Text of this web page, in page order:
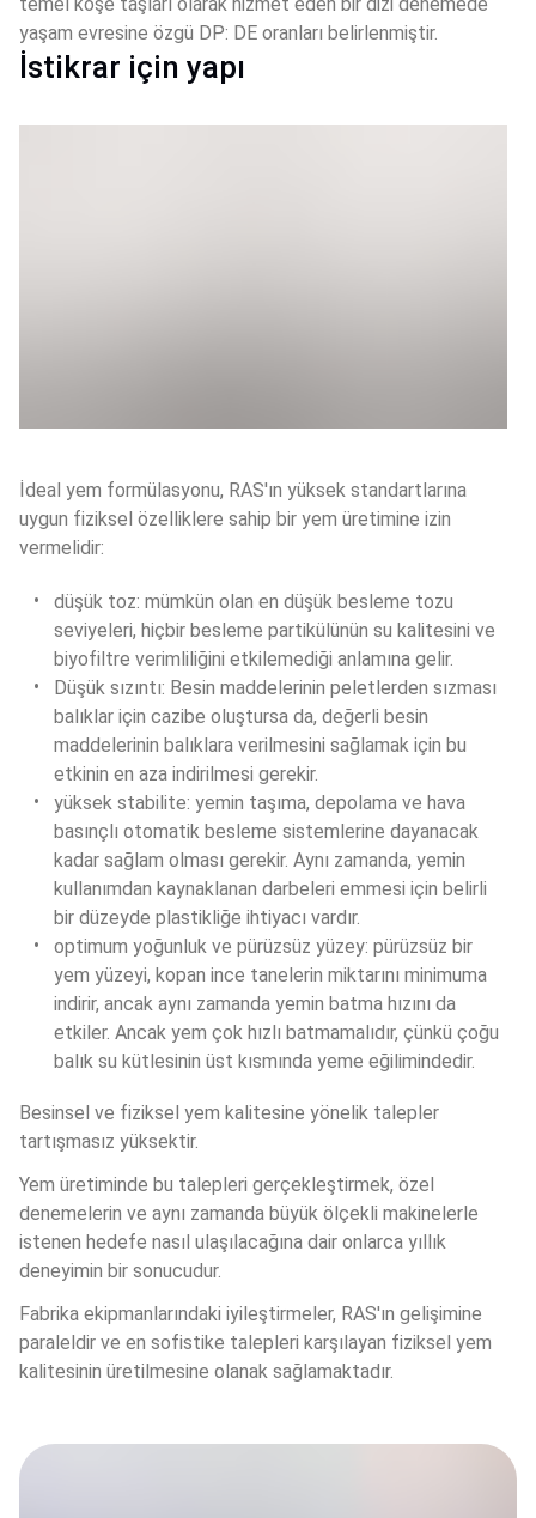
yaşam evresine özgü DP: DE oranları belirlenmiştir.
İstikrar için yapı
İdeal yem formülasyonu, RAS'ın yüksek standartlarına
uygun fiziksel özelliklere sahip bir yem üretimine izin
vermelidir:
düşük toz: mümkün olan en düşük besleme tozu
seviyeleri, hiçbir besleme partikülünün su kalitesini ve
biyofiltre verimliliğini etkilemediği anlamına gelir.
Düşük sızıntı: Besin maddelerinin peletlerden sızması
balıklar için cazibe oluştursa da, değerli besin
maddelerinin balıklara verilmesini sağlamak için bu
etkinin en aza indirilmesi gerekir.
yüksek stabilite: yemin taşıma, depolama ve hava
basınçlı otomatik besleme sistemlerine dayanacak
kadar sağlam olması gerekir. Aynı zamanda, yemin
kullanımdan kaynaklanan darbeleri emmesi için belirli
bir düzeyde plastikliğe ihtiyacı vardır.
optimum yoğunluk ve pürüzsüz yüzey: pürüzsüz bir
yem yüzeyi, kopan ince tanelerin miktarını minimuma
indirir, ancak aynı zamanda yemin batma hızını da
etkiler. Ancak yem çok hızlı batmamalıdır, çünkü çoğu
balık su kütlesinin üst kısmında yeme eğilimindedir.
Besinsel ve fiziksel yem kalitesine yönelik talepler
tartışmasız yüksektir.
Yem üretiminde bu talepleri gerçekleştirmek, özel
denemelerin ve aynı zamanda büyük ölçekli makinelerle
istenen hedefe nasıl ulaşılacağına dair onlarca yıllık
deneyimin bir sonucudur.
Fabrika ekipmanlarındaki iyileştirmeler, RAS'ın gelişimine
paraleldir ve en sofistike talepleri karşılayan fiziksel yem
kalitesinin üretilmesine olanak sağlamaktadır.